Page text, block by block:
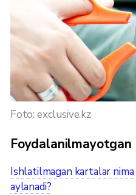
Foto: exclusive.kz
Ishlatilmagan kartalar
aylanadi?